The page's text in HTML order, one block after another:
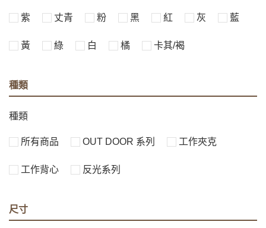
紫 丈青 粉 黑 紅 灰 藍
黃 綠 白 橘 卡其/褐
種類
種類
所有商品 OUT DOOR 系列 工作夾克
工作背心 反光系列
尺寸